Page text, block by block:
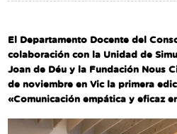
El Departamento Docente del
colaboración con la Unidad de
Joan de Déu y la Fundación Nous
de noviembre en Vic la primera
«Comunicación empática y eficaz